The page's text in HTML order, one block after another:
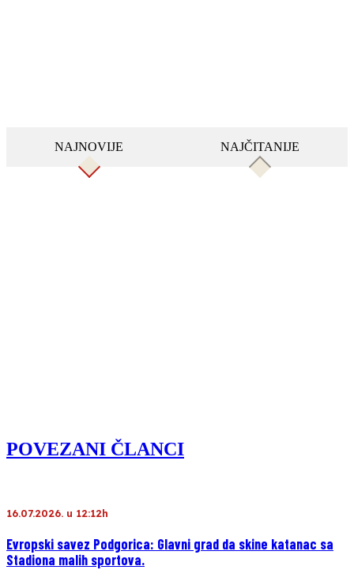
NAJNOVIJE NAJČITANIJE
POVEZANI ČLANCI
16.07.2026. u 12:12h
Evropski savez Podgorica: Glavni grad da skine katanac sa
Stadiona malih sportova.